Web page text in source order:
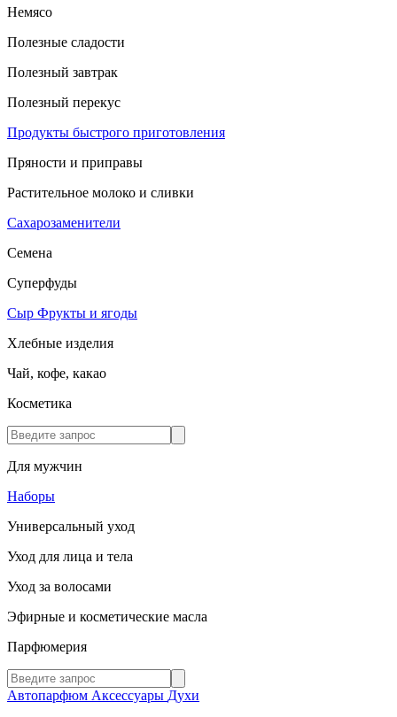
Немясо
Полезные сладости
Полезный завтрак
Полезный перекус
Продукты быстрого приготовления
Пряности и приправы
Растительное молоко и сливки
Сахарозаменители
Семена
Суперфуды
Сыр Фрукты и ягоды
Хлебные изделия
Чай, кофе, какао
Косметика
Для мужчин
Наборы
Универсальный уход
Уход для лица и тела
Уход за волосами
Эфирные и косметические масла
Парфюмерия
Автопарфюм Аксессуары Духи